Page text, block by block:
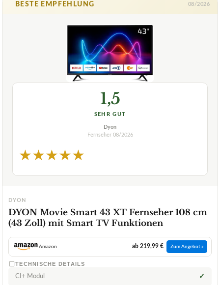
BESTE EMPFEHLUNG 08/2026
1,5
SEHR GUT
Dyon
Fernseher 08/2026
★★★★★
DYON
DYON Movie Smart 43 XT Fernseher 108 cm
(43 Zoll) mit Smart TV Funktionen
Amazon ab 219,99 € Zum Angebot »
TECHNISCHE DETAILS
CI+ Modul ✓